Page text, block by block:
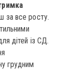
за все росту.
дітей із СД.
грудним